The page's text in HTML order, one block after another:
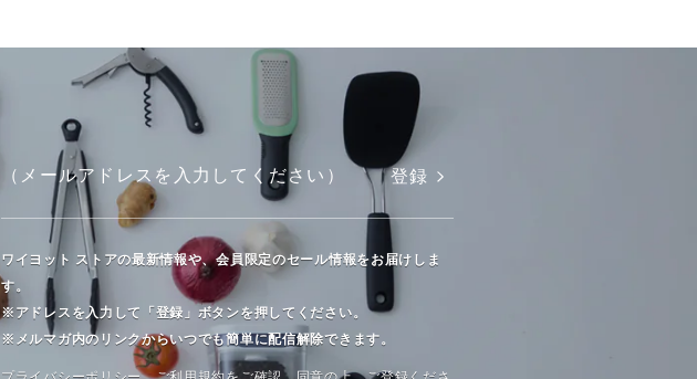
登録
ワイヨット ストアの最新情報や、会員限定のセール情報をお届けしま
す。
※アドレスを入力して「登録」ボタンを押してください。
※メルマガ内のリンクからいつでも簡単に配信解除できます。